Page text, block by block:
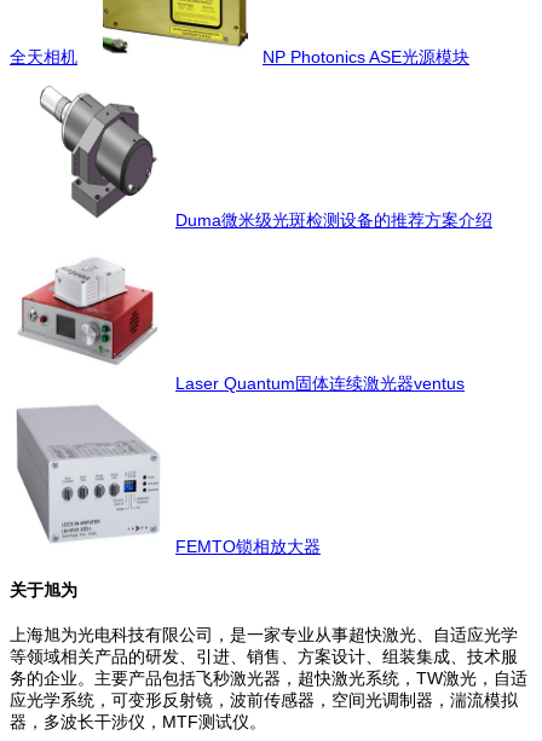
全天相机 NP Photonics ASE光源模块
Duma微米级光斑检测设备的推荐方案介绍
Laser Quantum固体连续激光器ventus
FEMTO锁相放大器
关于旭为
上海旭为光电科技有限公司，是一家专业从事超快激光、自适应光学
等领域相关产品的研发、引进、销售、方案设计、组装集成、技术服
务的企业。主要产品包括飞秒激光器，超快激光系统，TW激光，自适
应光学系统，可变形反射镜，波前传感器，空间光调制器，湍流模拟
器，多波长干涉仪，MTF测试仪。